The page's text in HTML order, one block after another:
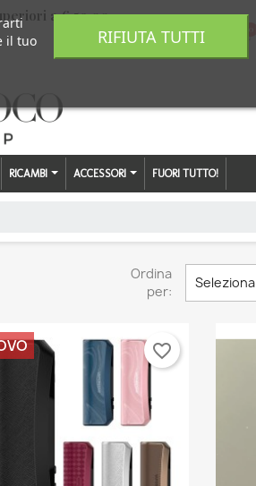
a € 59,00
0,00 €
RICAMBI ACCESSORI FUORI TUTTO!
Ordina
per:
Seleziona
favorite_border
il tuo
RIFIUTA TUTTI